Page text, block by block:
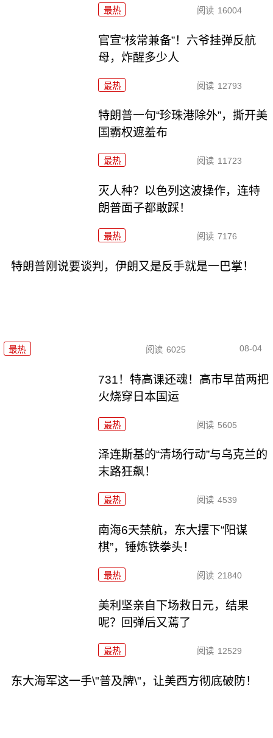
最热 阅读 16004
官宣“核常兼备”！六爷挂弹反航
母，炸醒多少人
最热 阅读 12793
特朗普一句“珍珠港除外”，撕开美
国霸权遮羞布
最热 阅读 11723
灭人种？以色列这波操作，连特
朗普面子都敢踩！
最热 阅读 7176
特朗普刚说要谈判，伊朗又是反手就是一巴掌！
最热 阅读 6025 08-04
731！特高课还魂！高市早苗两把
火烧穿日本国运
最热 阅读 5605
泽连斯基的“清场行动”与乌克兰的
末路狂飙！
最热 阅读 4539
南海6天禁航，东大摆下“阳谋
棋”，锤炼铁拳头！
最热 阅读 21840
美利坚亲自下场救日元，结果
呢？回弹后又蔫了
最热 阅读 12529
东大海军这一手\"普及牌\"，让美西方彻底破防！